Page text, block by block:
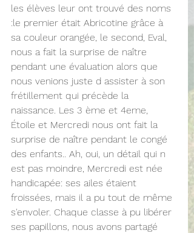
les élèves leur ont trouvé des noms
:le premier était Abricotine grâce à
sa couleur orangée, le second, Eval,
nous a fait la surprise de naître
pendant une évaluation alors que
nous venions juste d assister à son
frétillement qui précède la
naissance. Les 3 ème et 4eme,
Étoile et Mercredi nous ont fait la
surprise de naître pendant le congé
des enfants.. Ah, oui, un détail qui n
est pas moindre, Mercredi est née
handicapée: ses ailes étaient
froissées, mais il a pu tout de même
s'envoler. Chaque classe à pu libérer
ses papillons, nous avons partagé